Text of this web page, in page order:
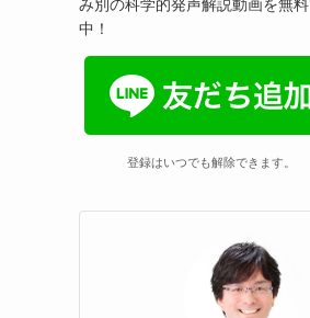
み別の科学的発声解説動画を無
中！
登録はいつでも解除できます。